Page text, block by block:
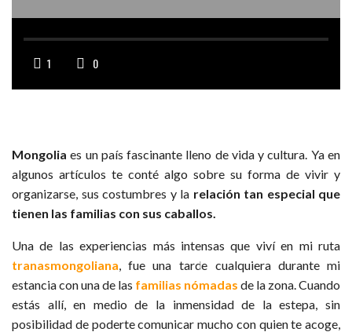
1 0
Mongolia es un país fascinante lleno de vida y cultura. Ya en
algunos artículos te conté algo sobre su forma de vivir y
organizarse, sus costumbres y la relación tan especial que
tienen las familias con sus caballos.
Una de las experiencias más intensas que viví en mi ruta
tranasmongoliana, fue una tarde cualquiera durante mi
estancia con una de las familias nómadas de la zona. Cuando
estás allí, en medio de la inmensidad de la estepa, sin
posibilidad de poderte comunicar mucho con quien te acoge,